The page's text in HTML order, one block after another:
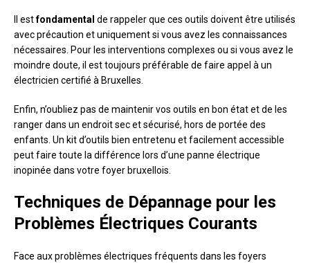
Il estfondamental de rappeler que ces outils doivent être utilisés
avec précaution et uniquement si vous avez les connaissances
nécessaires. Pour les interventions complexes ou si vous avez le
moindre doute, il est toujours préférable de faire appel à un
électricien certifié à Bruxelles.
Enfin, n’oubliez pas de maintenir vos outils en bon état et de les
ranger dans un endroit sec et sécurisé, hors de portée des
enfants. Un kit d’outils bien entretenu et facilement accessible
peut faire toute la différence lors d’une panne électrique
inopinée dans votre foyer bruxellois.
Techniques de Dépannage pour les
Problèmes Électriques Courants
Face aux problèmes électriques fréquents dans les foyers